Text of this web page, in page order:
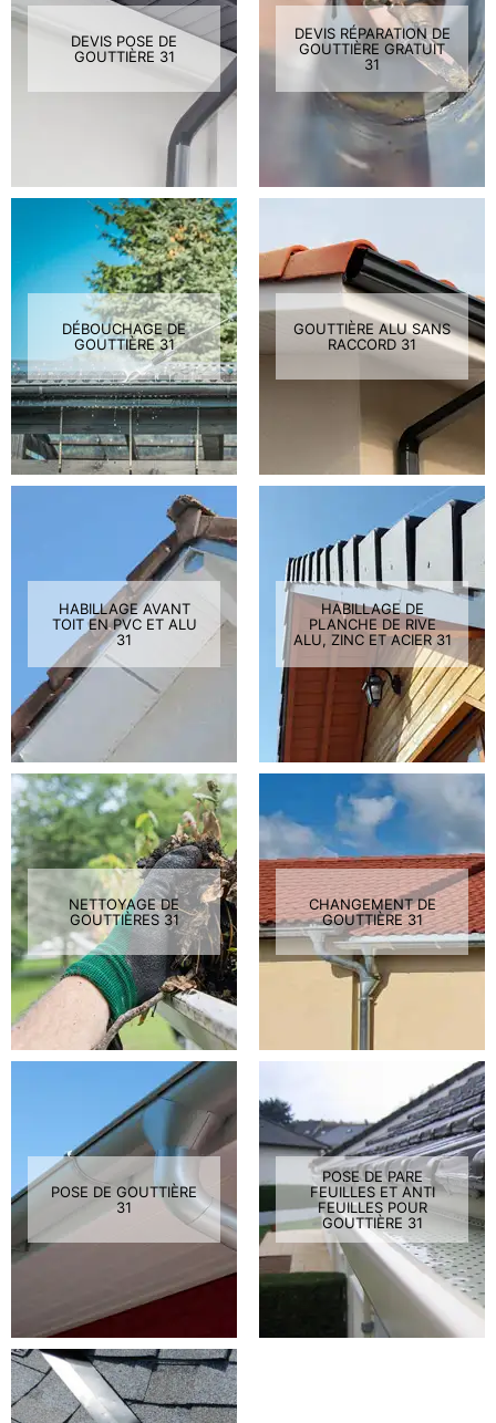
DEVIS POSE DE
GOUTTIÈRE 31
DEVIS RÉPARATION DE
GOUTTIÈRE GRATUIT
31
DÉBOUCHAGE DE
GOUTTIÈRE 31
GOUTTIÈRE ALU SANS
RACCORD 31
HABILLAGE AVANT
TOIT EN PVC ET ALU
31
HABILLAGE DE
PLANCHE DE RIVE
ALU, ZINC ET ACIER 31
NETTOYAGE DE
GOUTTIÈRES 31
CHANGEMENT DE
GOUTTIÈRE 31
POSE DE GOUTTIÈRE
31
POSE DE PARE
FEUILLES ET ANTI
FEUILLES POUR
GOUTTIÈRE 31